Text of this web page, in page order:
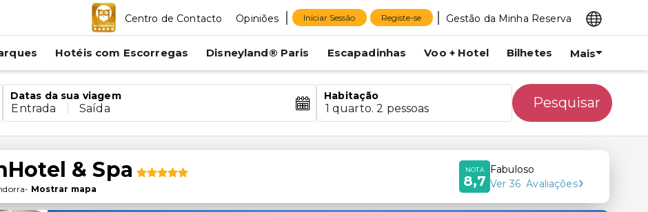
Centro de Contacto Opiniões Iniciar Sessão Registe-se Gestão da Minha Reserva
Hotéis com Escorregas Disneyland® Paris Escapadinhas Voo + Hotel Bilhetes Mais
Datas da sua viagem
Entrada Saída
Habitação
1 quarto. 2 pessoas Pesquisar
& Spa
- Mostrar mapa
NOTA
8,7
Fabuloso
Ver 36 Avaliações